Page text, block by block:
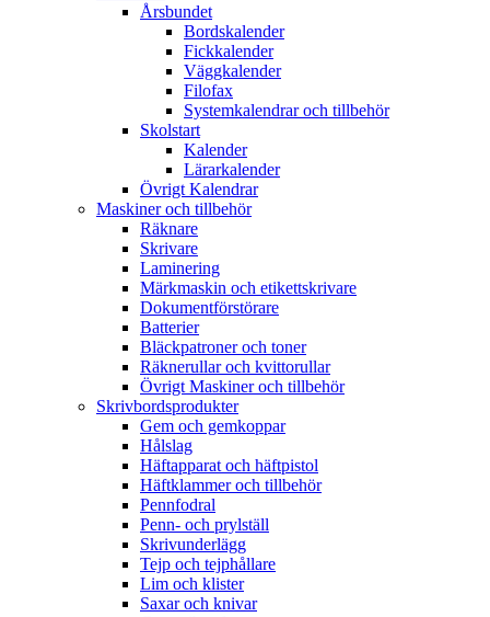
Årsbundet
Bordskalender
Fickkalender
Väggkalender
Filofax
Systemkalendrar och tillbehör
Skolstart
Kalender
Lärarkalender
Övrigt Kalendrar
Maskiner och tillbehör
Räknare
Skrivare
Laminering
Märkmaskin och etikettskrivare
Dokumentförstörare
Batterier
Bläckpatroner och toner
Räknerullar och kvittorullar
Övrigt Maskiner och tillbehör
Skrivbordsprodukter
Gem och gemkoppar
Hålslag
Häftapparat och häftpistol
Häftklammer och tillbehör
Pennfodral
Penn- och prylställ
Skrivunderlägg
Tejp och tejphållare
Lim och klister
Saxar och knivar